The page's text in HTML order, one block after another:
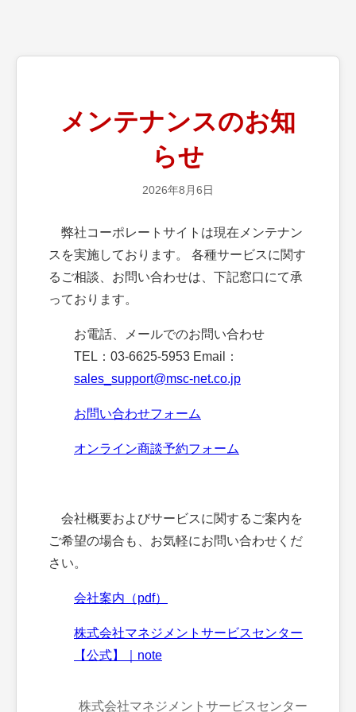
メンテナンスのお知
らせ
2026年8月6日
弊社コーポレートサイトは現在メンテナン
スを実施しております。 各種サービスに関す
るご相談、お問い合わせは、下記窓口にて承
っております。
お電話、メールでのお問い合わせ
TEL：03-6625-5953 Email：
sales_support@msc-net.co.jp
お問い合わせフォーム
オンライン商談予約フォーム
会社概要およびサービスに関するご案内を
ご希望の場合も、お気軽にお問い合わせくだ
さい。
会社案内（pdf）
株式会社マネジメントサービスセンター
【公式】｜note
株式会社マネジメントサービスセンター